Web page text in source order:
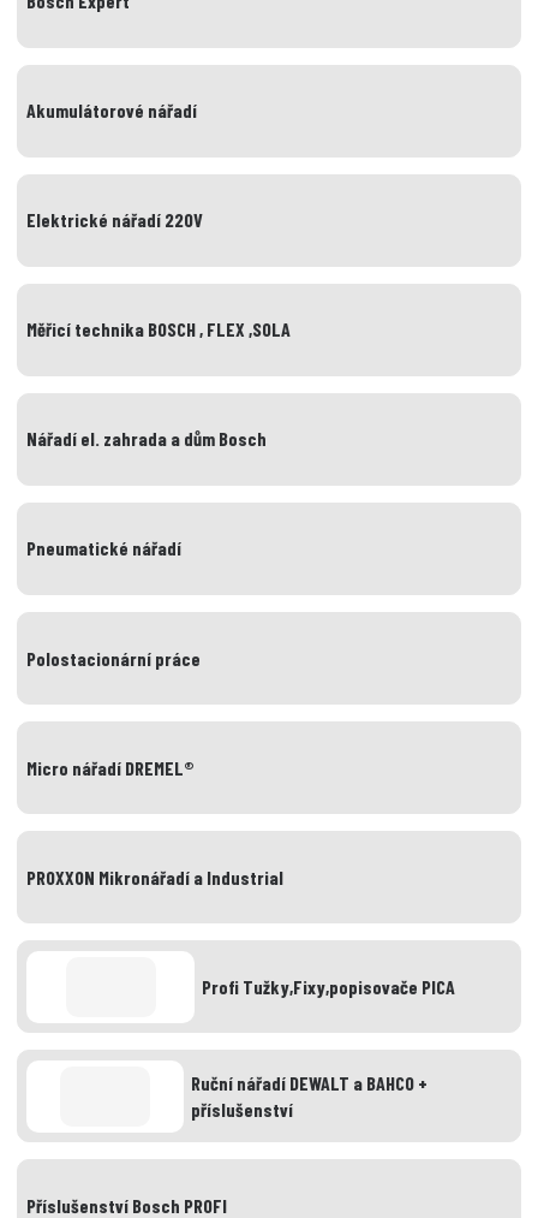
Akumulátorové nářadí
Elektrické nářadí 220V
Měřicí technika BOSCH , FLEX ,SOLA
Nářadí el. zahrada a dům Bosch
Pneumatické nářadí
Polostacionární práce
Micro nářadí DREMEL®
PROXXON Mikronářadí a Industrial
Profi Tužky,Fixy,popisovače PICA
Ruční nářadí DEWALT a BAHCO +
příslušenství
Příslušenství Bosch PROFI